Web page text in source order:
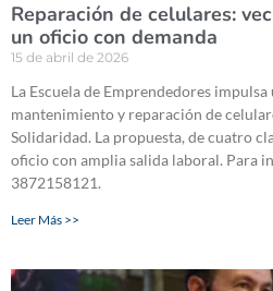
Reparación de celulares:
un oficio con demanda
15 de abril de 2026
La Escuela de Emprendedores
mantenimiento y reparación de
Solidaridad. La propuesta, de cuatro
oficio con amplia salida laboral. Para
3872158121.
Leer Más >>